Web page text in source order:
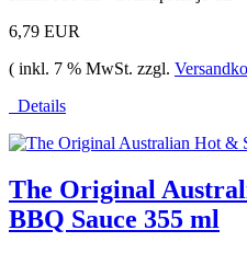
6,79 EUR
( inkl. 7 % MwSt. zzgl.
Details
The Original
BBQ Sauce 355 ml